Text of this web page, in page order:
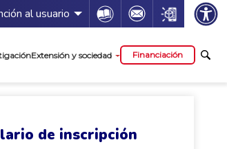
al usuario Icon Icon Icon
Extensión y sociedad Financiación
de inscripción